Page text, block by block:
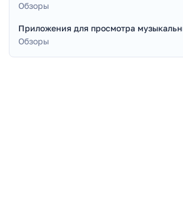
Обзоры
Приложения для просмотра
Обзоры